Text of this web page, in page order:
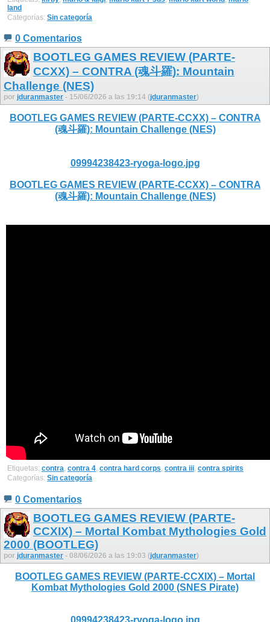
land
Categorías: Sin categoría
0 Comentarios
BOOTLEG GAMES REVIEW (PARTE-
CCXX) – CONTRA (魂斗羅): Mountain
Challenge (NES)
por jduranmaster - 15/06/2026 a las 19:14 (jduranmaster)
BOOTLEG GAMES REVIEW (PARTE-CCXX) – CONTRA
(魂斗羅): Mountain Challenge (NES)
09994238423-ryoga-logo.jpg
BOOTLEG GAMES REVIEW (PARTE-CCXX) – CONTRA
(魂斗羅): Mountain Challenge (NES)
Etiquetas: contra, contra 4, contra hard corps, contra iii, contra spirits
Categorías: Sin categoría
0 Comentarios
BOOTLEG GAMES REVIEW (PARTE-
CCXIX) – Mortal Kombat Mythologies Gold
2000 (BOOTLEG)
por jduranmaster - 08/06/2026 a las 19:03 (jduranmaster)
BOOTLEG GAMES REVIEW (PARTE-CCXIX) – Mortal
Kombat Mythologies Gold 2000 (SNES Pirate)
09994238423-ryoga-logo.jpg